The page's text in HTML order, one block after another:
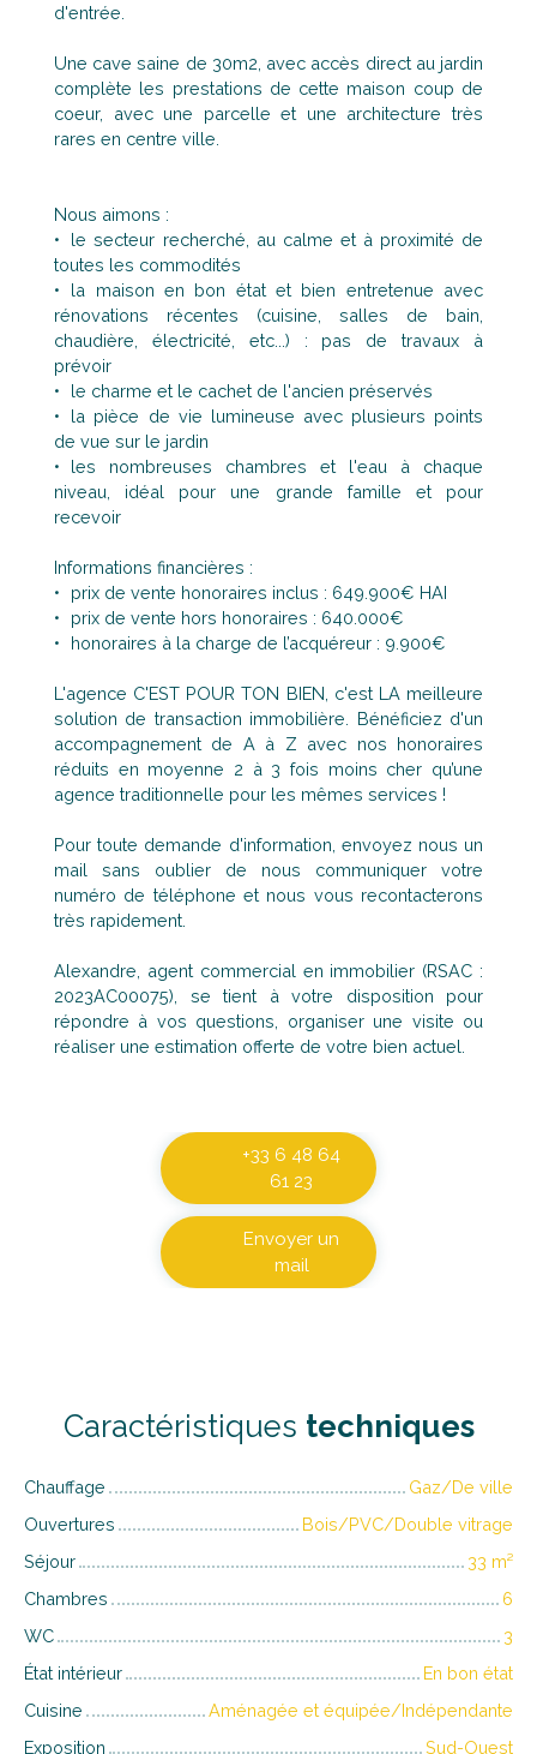
d'entrée.
Une cave saine de 30m2, avec accès direct au jardin
complète les prestations de cette maison coup de
coeur, avec une parcelle et une architecture très
rares en centre ville.
Nous aimons :
le secteur recherché, au calme et à proximité de
toutes les commodités
la maison en bon état et bien entretenue avec
rénovations récentes (cuisine, salles de bain,
chaudière, électricité, etc...) : pas de travaux à
prévoir
le charme et le cachet de l'ancien préservés
la pièce de vie lumineuse avec plusieurs points
de vue sur le jardin
les nombreuses chambres et l'eau à chaque
niveau, idéal pour une grande famille et pour
recevoir
Informations financières :
prix de vente honoraires inclus : 649.900€ HAI
prix de vente hors honoraires : 640.000€
honoraires à la charge de l’acquéreur : 9.900€
L'agence C'EST POUR TON BIEN, c'est LA meilleure
solution de transaction immobilière. Bénéficiez d'un
accompagnement de A à Z avec nos honoraires
réduits en moyenne 2 à 3 fois moins cher qu’une
agence traditionnelle pour les mêmes services !
Pour toute demande d'information, envoyez nous un
mail sans oublier de nous communiquer votre
numéro de téléphone et nous vous recontacterons
très rapidement.
Alexandre, agent commercial en immobilier (RSAC :
2023AC00075), se tient à votre disposition pour
répondre à vos questions, organiser une visite ou
réaliser une estimation offerte de votre bien actuel.
+33 6 48 64
61 23
Envoyer un
mail
Caractéristiques techniques
Chauffage
Gaz/De ville
Ouvertures
Bois/PVC/Double vitrage
Séjour
33 m²
Chambres
6
WC
3
État intérieur
En bon état
Cuisine
Aménagée et équipée/Indépendante
Exposition
Sud-Ouest